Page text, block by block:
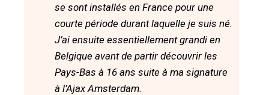
se sont installés en France pour une
courte période durant laquelle je suis né.
J’ai ensuite essentiellement grandi en
Belgique avant de partir découvrir les
Pays-Bas à 16 ans suite à ma signature
à l’Ajax Amsterdam.